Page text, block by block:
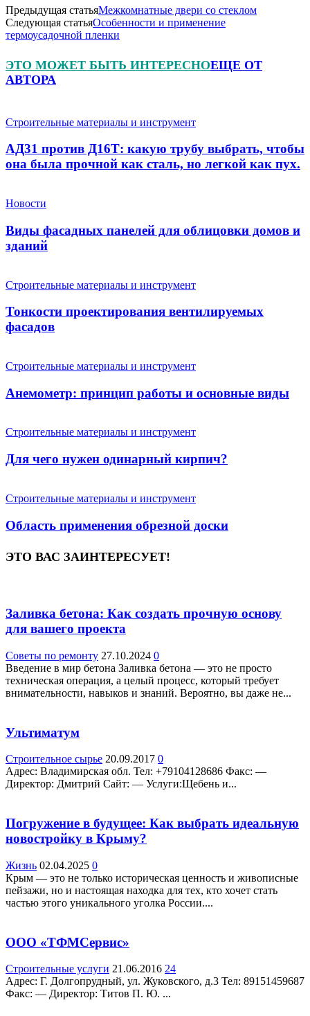
Предыдущая статьяМежкомнатные двери со стеклом
Следующая статьяОсобенности и применение
термоусадочной пленки
ЭТО МОЖЕТ БЫТЬ ИНТЕРЕСНОЕЩЕ ОТ
АВТОРА
Строительные материалы и инструмент
АД31 против Д16Т: какую трубу выбрать, чтобы
она была прочной как сталь, но легкой как пух.
Новости
Виды фасадных панелей для облицовки домов и
зданий
Строительные материалы и инструмент
Тонкости проектирования вентилируемых
фасадов
Строительные материалы и инструмент
Анемометр: принцип работы и основные виды
Строительные материалы и инструмент
Для чего нужен одинарный кирпич?
Строительные материалы и инструмент
Область применения обрезной доски
ЭТО ВАС ЗАИНТЕРЕСУЕТ!
Заливка бетона: Как создать прочную основу
для вашего проекта
Советы по ремонту 27.10.2024 0
Введение в мир бетона Заливка бетона — это не просто
техническая операция, а целый процесс, который требует
внимательности, навыков и знаний. Вероятно, вы даже не...
Ультиматум
Строительное сырье 20.09.2017 0
Адрес: Владимирская обл. Teл: +79104128686 Факс: —
Директор: Дмитрий Сайт: — Услуги:Щебень и...
Погружение в будущее: Как выбрать идеальную
новостройку в Крыму?
Жизнь 02.04.2025 0
Крым — это не только историческая ценность и живописные
пейзажи, но и настоящая находка для тех, кто хочет стать
частью этого уникального уголка России....
ООО «ТФМСервис»
Строительные услуги 21.06.2016 24
Адрес: Г. Долгопрудный, ул. Жуковского, д.3 Teл: 89151459687
Факс: — Директор: Титов П. Ю. ...